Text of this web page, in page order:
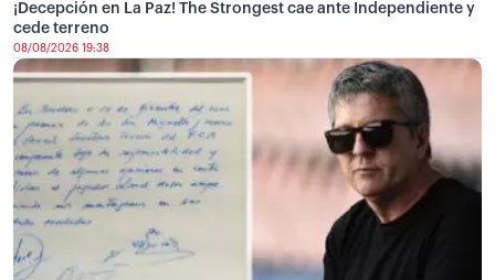
¡Decepción en La Paz! The Strongest cae ante Independiente y
cede terreno
08/08/2026 19:38